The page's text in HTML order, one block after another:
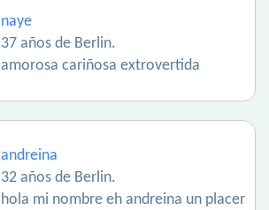
naye
37 años de Berlin.
amorosa cariñosa extrovertida
andreina
32 años de Berlin.
hola mi nombre eh andreina un placer